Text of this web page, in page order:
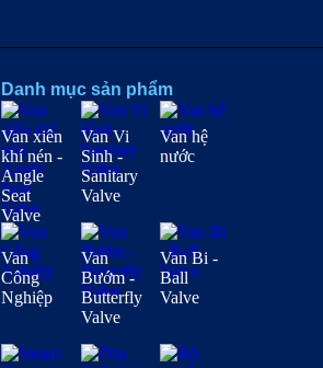
Danh mục sản phẩm
Van xiên
khí nén -
Angle
Seat
Valve
Van Vi
Sinh -
Sanitary
Valve
Van hệ
nước
Van
Công
Nghiệp
Van
Bướm -
Butterfly
Valve
Van Bi -
Ball
Valve